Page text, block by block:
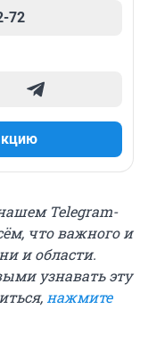
72
Telegram-
что важного и
и области.
узнавать эту
нажмите